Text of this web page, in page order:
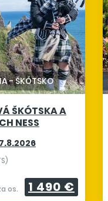
-ŠKÓTSKO
ŠKÓTSKA A
NESS
os.
1 490 €